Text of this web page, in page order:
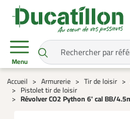
Menu
Accueil Armurerie Tir de loisir
Pistolet tir de loisir
Révolver CO2 Python 6' cal BB/